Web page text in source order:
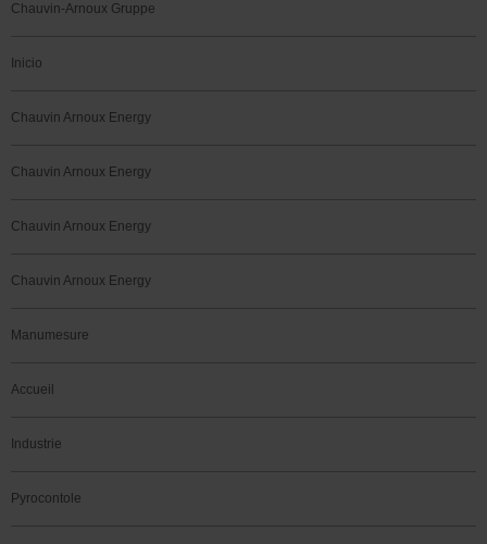
Chauvin-Arnoux Gruppe
Inicio
Chauvin Arnoux Energy
Chauvin Arnoux Energy
Chauvin Arnoux Energy
Chauvin Arnoux Energy
Manumesure
Accueil
Industrie
Pyrocontole